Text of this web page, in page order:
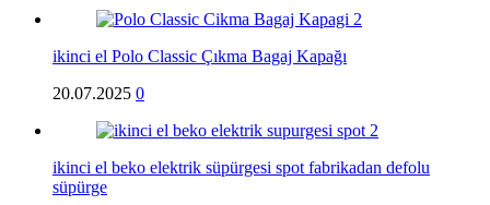
ikinci el Polo Classic Çıkma Bagaj Kapağı
20.07.2025 0
ikinci el beko elektrik süpürgesi spot fabrikadan defolu
süpürge